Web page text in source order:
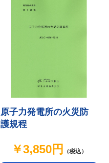
原子力発電所の火災防
護規程
￥3,850円 （税込）